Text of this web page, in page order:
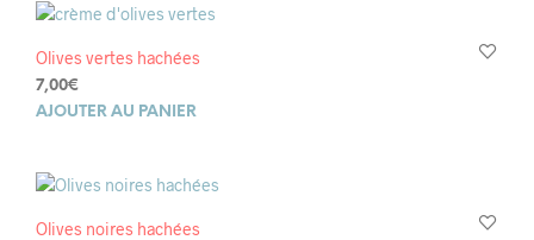
Olives vertes hachées
7,00€
AJOUTER AU PANIER
Olives noires hachées